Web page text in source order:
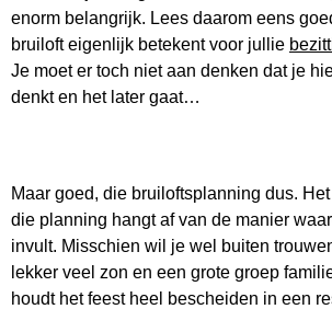
enorm belangrijk. Lees daarom eens
bruiloft eigenlijk betekent voor jullie
Je moet er toch niet aan denken dat je
denkt en het later gaat…
Maar goed, die bruiloftsplanning dus.
die planning hangt af van de manier
invult. Misschien wil je wel buiten
lekker veel zon en een grote groep
houdt het feest heel bescheiden in een